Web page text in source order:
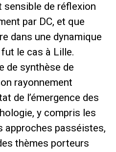
sensible de réflexion
par DC, et que
dans une dynamique
le cas à Lille.
de synthèse de
rayonnement
de l’émergence des
y compris les
approches passéistes,
thèmes porteurs